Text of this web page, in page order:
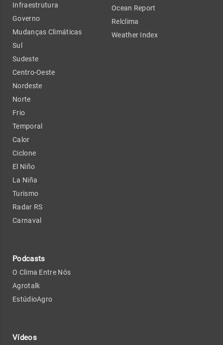
Infraestrutura
Governo
Mudanças Climáticas
Sul
Sudeste
Centro-Oeste
Nordeste
Norte
Frio
Temporal
Calor
Ciclone
El Niño
La Niña
Turismo
Radar RS
Carnaval
Podcasts
O Clima Entre Nós
Agrotalk
EstúdioAgro
Vídeos
Ocean Report
Relclima
Weather Index